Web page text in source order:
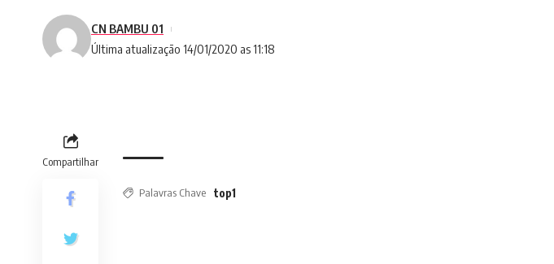
Última atualização 14/01/2020 as 11:18
CN BAMBU 01
Compartilhar
Palavras Chave top1